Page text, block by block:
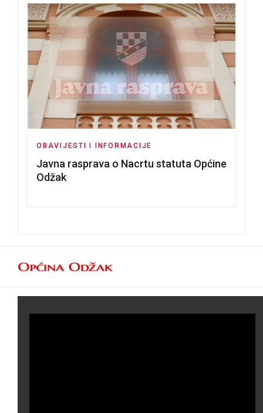
OBAVIJESTI I INFORMACIJE
Javna rasprava o Nacrtu statuta Općine
Odžak